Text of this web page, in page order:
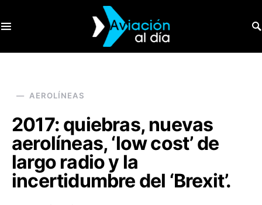
AEROLÍNEAS
2017: quiebras, nuevas
aerolíneas, ‘low cost’ de
largo radio y la
incertidumbre del ‘Brexit’.